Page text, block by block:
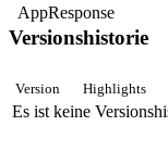
AppResponse
Versionshistorie
Version Highlights
Es ist keine